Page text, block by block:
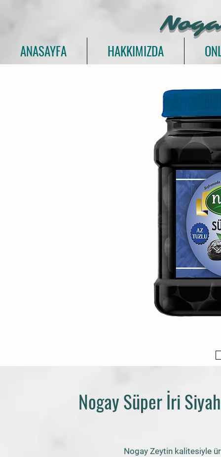
ANASAYFA HAKKIMIZDA
Nogay Süper İri
Nogay Zeytin kalitesiyle